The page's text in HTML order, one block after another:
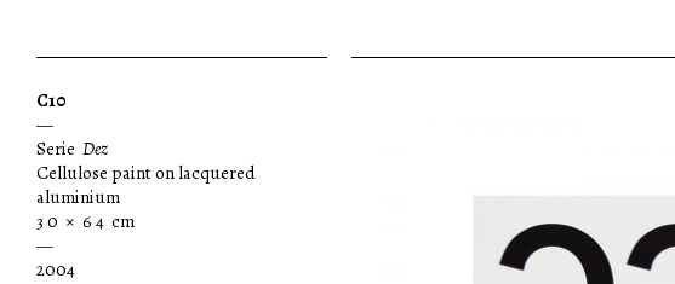
C10
—
Serie Dez
Cellulose paint on lacquered
aluminium
3 0 × 6 4 cm
—
2004